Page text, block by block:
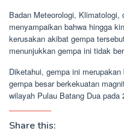
Badan Meteorologi,
menyampaikan bahwa hingga
kerusakan akibat gempa
menunjukkan gempa ini tidak
Diketahui, gempa ini
gempa besar berkekuatan
wilayah Pulau Batang Dua pada
Share this: